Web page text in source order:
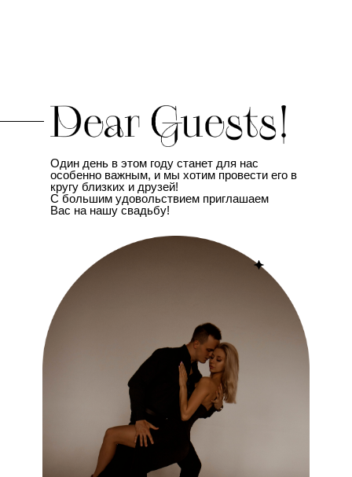
Один день в этом году станет для нас
особенно важным, и мы хотим провести его в
кругу близких и друзей!
С большим удовольствием приглашаем
Вас на нашу свадьбу!